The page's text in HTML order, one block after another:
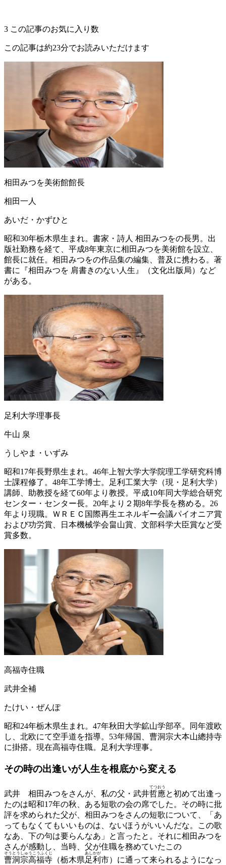
3 この記事のお気に入り数
この記事は約23分でお読みいただけます
相田みつを美術館館長
相田一人
あいだ・かずひと
昭和30年栃木県生まれ。書家・詩人 相田みつをの長男。出
版社勤務を経て、平成8年東京に相田みつを美術館を設立、
館長に就任。相田みつをの作品集の編集、普及に携わる。著
書に『相田みつを 肩書きのない人生』（文化出版局）など
がある。
足利大学理事長
牛山 泉
うしやま・いずみ
昭和17年長野県生まれ。46年上智大学大学院理工学研究科博
士課程修了。48年工学博士。足利工業大学（現・足利大学）
講師、助教授を経て60年より教授。平成10年同大学総合研究
センター・センター長。20年より２期8年学長を務める。26
年より現職。ＷＲＥＣ国際再生エネルギー会議パイオニア賞
および功労賞、日本機械学会畠山賞、文部科学大臣賞など受
賞多数。
高福寺住職
武井全補
たけい・ぜんぽ
昭和24年栃木県生まれ。47年秋田大学鉱山学部卒。同年渡欧
し、北欧にて空手道を指導。53年帰国、曹洞宗大本山總持寺
に掛搭。現在高福寺住職。足利大学理事。
その時の出逢いが人生を根底から変える
武井 相田みつをさんが、私の父・武井哲應
てつおう
と初めて出逢っ
たのは昭和17年の秋、ある短歌の会の席でした。その時に批
評を求められた父が、相田みつをさんの短歌について、「あ
ってもなくてもいいものは、ないほうがいいんだな。この歌
なあ、下の句は要らんなあ」と言ったと。それに相田みつを
さんが感動し、当時、父が住職を務めていたこの
曹洞宗高福寺
そうとうしゅうこうふくじ
（栃木県足利
あしかが
市）に通って来られるようになっ